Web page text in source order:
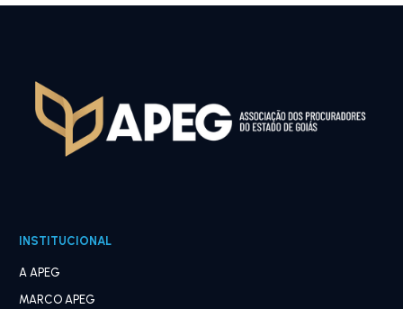
INSTITUCIONAL
A APEG
MARCO APEG